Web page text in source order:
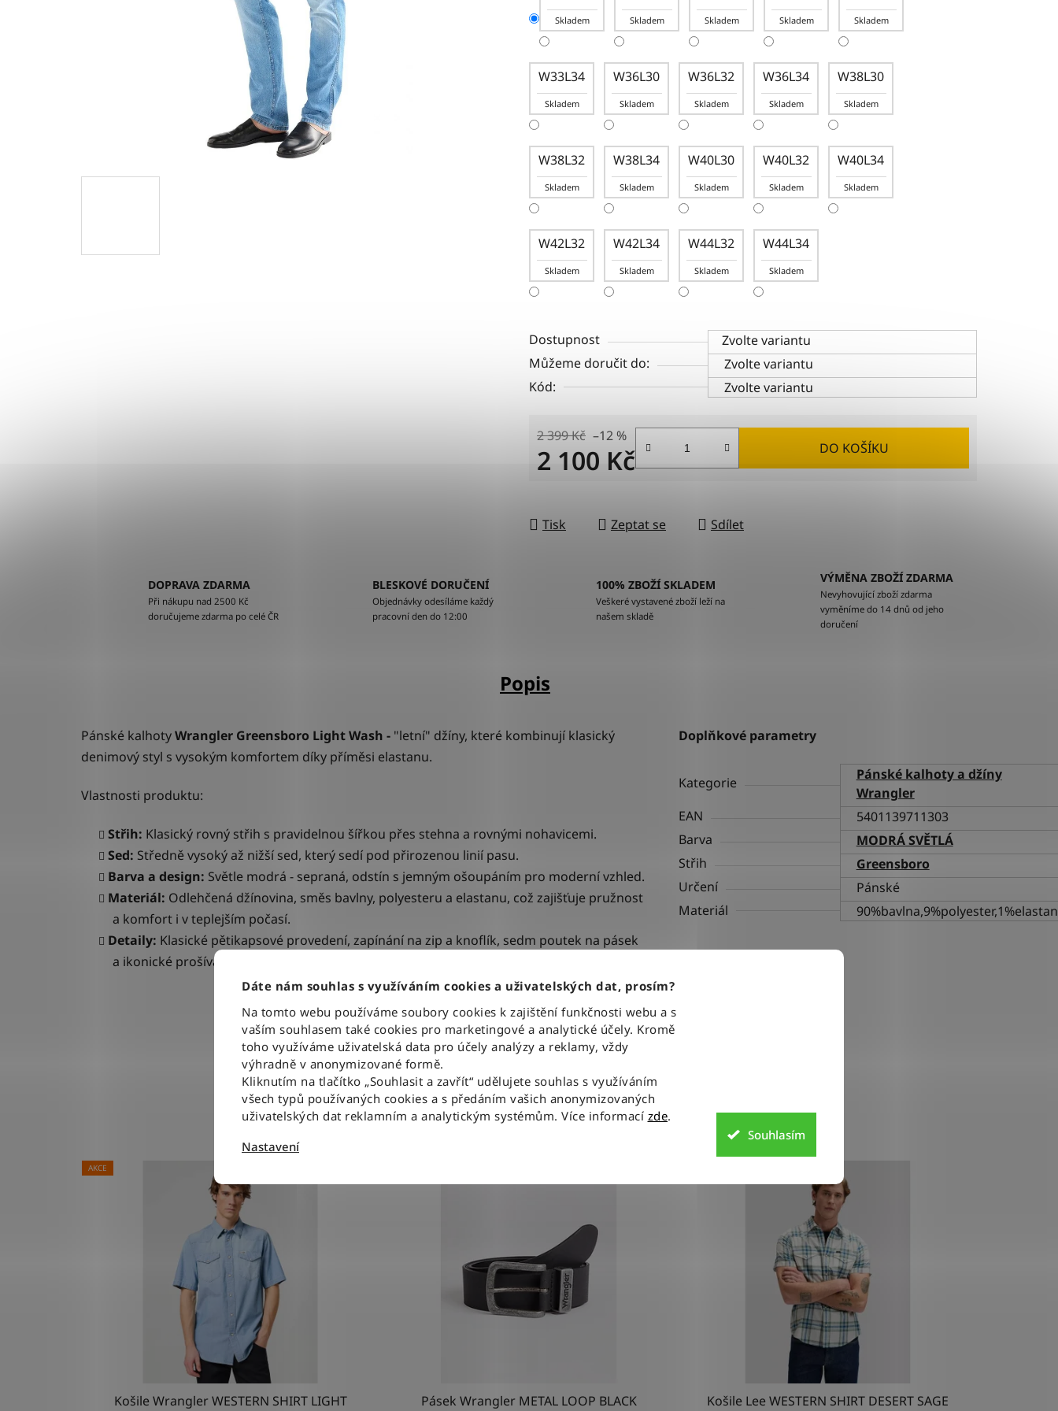
Dáte nám souhlas s využíváním cookies a uživatelských dat, prosím?
Na tomto webu používáme soubory cookies k zajištění funkčnosti webu a s
vaším souhlasem také cookies pro marketingové a analytické účely. Kromě
toho využíváme uživatelská data pro účely analýzy a reklamy, vždy
výhradně v anonymizované formě.
Kliknutím na tlačítko „Souhlasit a zavřít“ udělujete souhlas s využíváním
všech typů používaných cookies a s předáním vašich anonymizovaných
uživatelských dat reklamním a analytickým systémům. Více informací zde.
Nastavení
Souhlasím
Skladem Skladem Skladem Skladem Skladem
W33L34
Skladem
W36L30
Skladem
W36L32
Skladem
W36L34
Skladem
W38L30
Skladem
W38L32
Skladem
W38L34
Skladem
W40L30
Skladem
W40L32
Skladem
W40L34
Skladem
W42L32
Skladem
W42L34
Skladem
W44L32
Skladem
W44L34
Skladem
Dostupnost
Zvolte variantu
Můžeme doručit do:
Zvolte variantu
Kód:
Zvolte variantu
2 399 Kč –12 %
2 100 Kč DO KOŠÍKU
Tisk Zeptat se Sdílet
DOPRAVA ZDARMA
Při nákupu nad 2500 Kč
doručujeme zdarma po celé ČR
BLESKOVÉ DORUČENÍ
Objednávky odesíláme každý
pracovní den do 12:00
100% ZBOŽÍ SKLADEM
Veškeré vystavené zboží leží na
našem skladě
VÝMĚNA ZBOŽÍ ZDARMA
Nevyhovující zboží zdarma
vyměníme do 14 dnů od jeho
doručení
Popis
Pánské kalhotyWrangler Greensboro Light Wash - "letní" džíny, které kombinují klasický
denimový styl s vysokým komfortem díky příměsi elastanu.
Vlastnosti produktu:
Střih: Klasický rovný střih s pravidelnou šířkou přes stehna a rovnými nohavicemi.
Sed: Středně vysoký až nižší sed, který sedí pod přirozenou linií pasu.
Barva a design: Světle modrá - sepraná, odstín s jemným ošoupáním pro moderní vzhled.
Materiál: Odlehčená džínovina, směs bavlny, polyesteru a elastanu, což zajišťuje pružnost
a komfort i v teplejším počasí.
Detaily: Klasické pětikapsové provedení, zapínání na zip a knoflík, sedm poutek na pásek
a ikonické prošívání ve tvaru „W“ na zadních kapsách s koženou nášivkou loga.
Doplňkové parametry
Kategorie
Pánské kalhoty a džíny
Wrangler
EAN
5401139711303
Barva
MODRÁ SVĚTLÁ
Střih
Greensboro
Určení
Pánské
Materiál
90%bavlna,9%polyester,1%elastan
Související produkty
AKCE
Košile Wrangler WESTERN SHIRT LIGHT
Pásek Wrangler METAL LOOP BLACK
Košile Lee WESTERN SHIRT DESERT SAGE